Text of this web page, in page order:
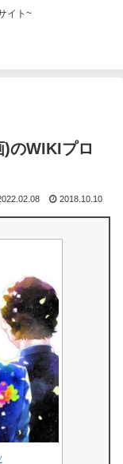
イト~
のWIKIプロ
2018.10.10